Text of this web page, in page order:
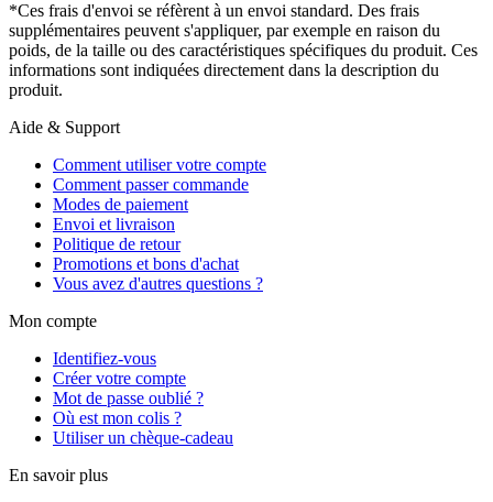
*Ces frais d'envoi se réfèrent à un envoi standard. Des frais
supplémentaires peuvent s'appliquer, par exemple en raison du
poids, de la taille ou des caractéristiques spécifiques du produit. Ces
informations sont indiquées directement dans la description du
produit.
Aide & Support
Comment utiliser votre compte
Comment passer commande
Modes de paiement
Envoi et livraison
Politique de retour
Promotions et bons d'achat
Vous avez d'autres questions ?
Mon compte
Identifiez-vous
Créer votre compte
Mot de passe oublié ?
Où est mon colis ?
Utiliser un chèque-cadeau
En savoir plus